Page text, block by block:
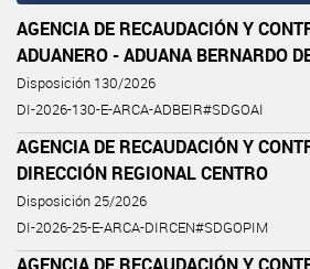
AGENCIA DE RECAUDACIÓN Y
ADUANERO - ADUANA BERNARDO
Disposición 130/2026
DI-2026-130-E-ARCA-ADBEIR#SDGOAI
AGENCIA DE RECAUDACIÓN Y
DIRECCIÓN REGIONAL CENTRO
Disposición 25/2026
DI-2026-25-E-ARCA-DIRCEN#SDGOPIM